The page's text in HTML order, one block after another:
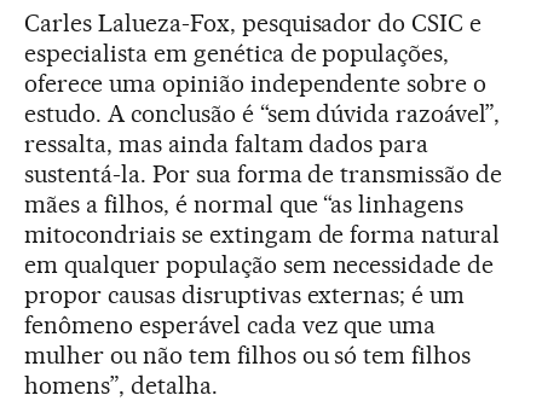
Carles Lalueza-Fox, pesquisador do CSIC e
especialista em genética de populações,
oferece uma opinião independente sobre o
estudo. A conclusão é “sem dúvida razoável”,
ressalta, mas ainda faltam dados para
sustentá-la. Por sua forma de transmissão de
mães a filhos, é normal que “as linhagens
mitocondriais se extingam de forma natural
em qualquer população sem necessidade de
propor causas disruptivas externas; é um
fenômeno esperável cada vez que uma
mulher ou não tem filhos ou só tem filhos
homens”, detalha.